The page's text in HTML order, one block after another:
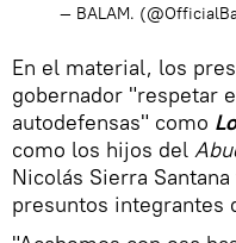
— BALAM.
En el material, los
gobernador "respetar
autodefensas" como
como los hijos del
Nicolás Sierra Santana
presuntos integrantes